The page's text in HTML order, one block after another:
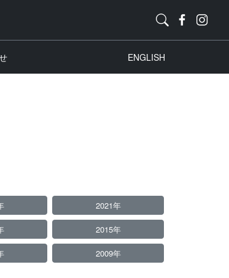
ENGLISH
2021年
2015年
2009年